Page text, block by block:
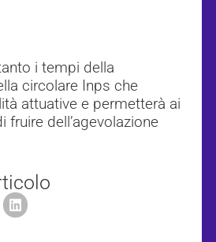
i tempi della
circolare Inps che
attuative e permetterà ai
fruire dell’agevolazione